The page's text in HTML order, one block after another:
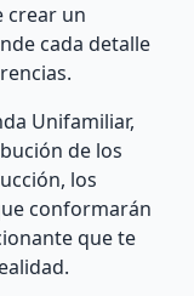
crear un
cada detalle
Unifamiliar,
de los
los
conformarán
que te